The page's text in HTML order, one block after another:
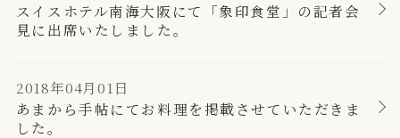
スイスホテル南海大阪にて「象印食堂」の記者会
見に出席いたしました。
2018年04月01日
あまから手帖にてお料理を掲載させていただきま
した。